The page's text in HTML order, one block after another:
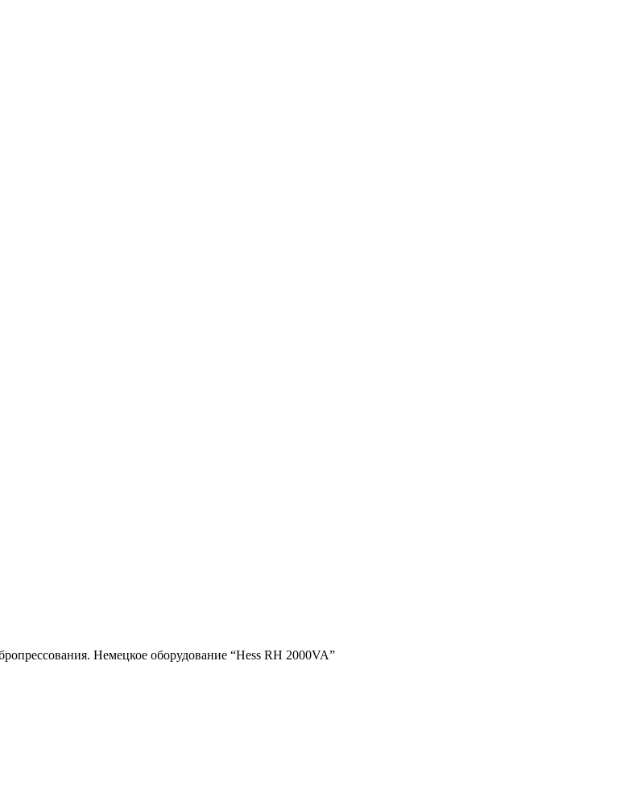
Немецкое оборудование “Hess RH 2000VA”